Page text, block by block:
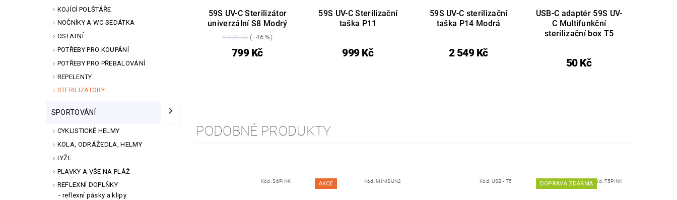
KOJÍCÍ POLŠTÁŘE
NOČNÍKY A WC SEDÁTKA
OSTATNÍ
POTŘEBY PRO KOUPÁNÍ
POTŘEBY PRO PŘEBALOVÁNÍ
REPELENTY
STERILIZÁTORY
SPORTOVÁNÍ
CYKLISTICKÉ HELMY
KOLA, ODRÁŽEDLA, HELMY
LYŽE
PLAVKY A VŠE NA PLÁŽ
REFLEXNÍ DOPLŇKY
reflexní pásky a klipy
59S UV-C Sterilizátor
univerzální S8 Modrý
1 499 Kč (–46 %)
799 Kč
59S UV-C Sterilizační
taška P11
999 Kč
59S UV-C sterilizační
taška P14 Modrá
2 549 Kč
USB-C adaptér 59S UV-
C Multifunkční
sterilizační box T5
50 Kč
PODOBNÉ PRODUKTY
Kód:S6PINK AKCE Kód: MINISUN2 Kód: USB - T5 DOPRAVA ZDARMA Kód: T5PINK